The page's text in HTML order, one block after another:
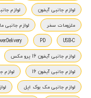
لوازم جانبی آیفون
لوازم
ملزومات سفر
لوازم جانبی
USB-C
PD
لوازم جانبی آیفون 16 پرو مکس
لوازم جانبی آیفون 16
لوازم
لوازم جانبی مک بوک اپل